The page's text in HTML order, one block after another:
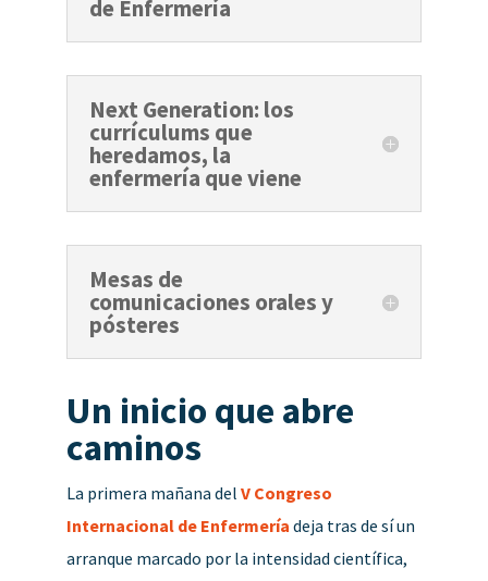
de Enfermería
Next Generation: los
currículums que
heredamos, la
enfermería que viene
Mesas de
comunicaciones orales y
pósteres
Un inicio que abre
caminos
La primera mañana del V Congreso
Internacional de Enfermería deja tras de sí un
arranque marcado por la intensidad científica,